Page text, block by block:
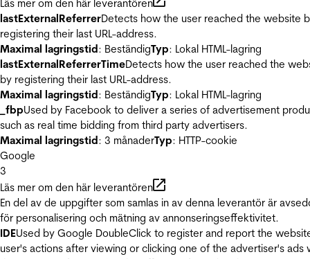
Läs mer om den här leverantören
lastExternalReferrerDetects how the user reached the website
registering their last URL-address.
Maximal lagringstid: BeständigTyp: Lokal HTML-lagring
lastExternalReferrerTimeDetects how the user reached the
by registering their last URL-address.
Maximal lagringstid: BeständigTyp: Lokal HTML-lagring
_fbpUsed by Facebook to deliver a series of advertisement
such as real time bidding from third party advertisers.
Maximal lagringstid: 3 månaderTyp: HTTP-cookie
Google
3
Läs mer om den här leverantören
En del av de uppgifter som samlas in av denna leverantör är
för personalisering och mätning av annonseringseffektivitet.
IDEUsed by Google DoubleClick to register and report the
user's actions after viewing or clicking one of the advertiser's ads